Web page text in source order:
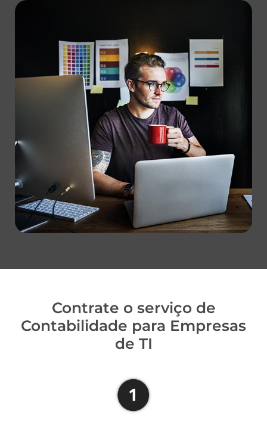
Contrate o serviço de
Contabilidade para Empresas
de TI